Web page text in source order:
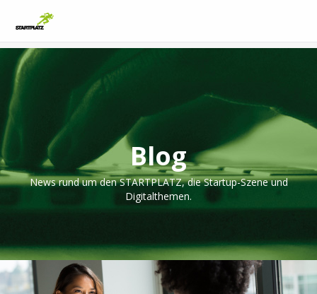
Blog
News rund um den STARTPLATZ, die Startup-Szene und
Digitalthemen.